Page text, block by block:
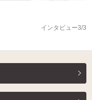
インタビュー3/3